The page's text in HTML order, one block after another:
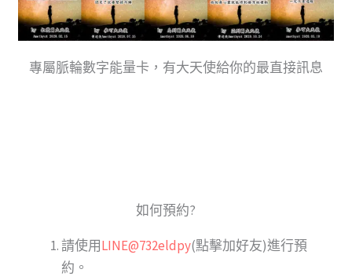
專屬脈輪數字能量卡，有大天使給你的最直接訊息
如何預約?
請使用LINE@732eldpy(點擊加好友)進行預
約。